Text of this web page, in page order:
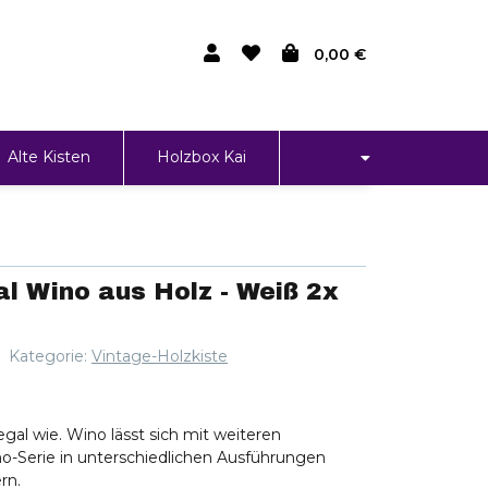
0,00 €
Alte Kisten Holzbox Kai
Wino aus Holz - Weiß 2x
Kategorie: Vintage-Holzkiste
wie. Wino lässt sich mit weiteren
Serie in unterschiedlichen Ausführungen